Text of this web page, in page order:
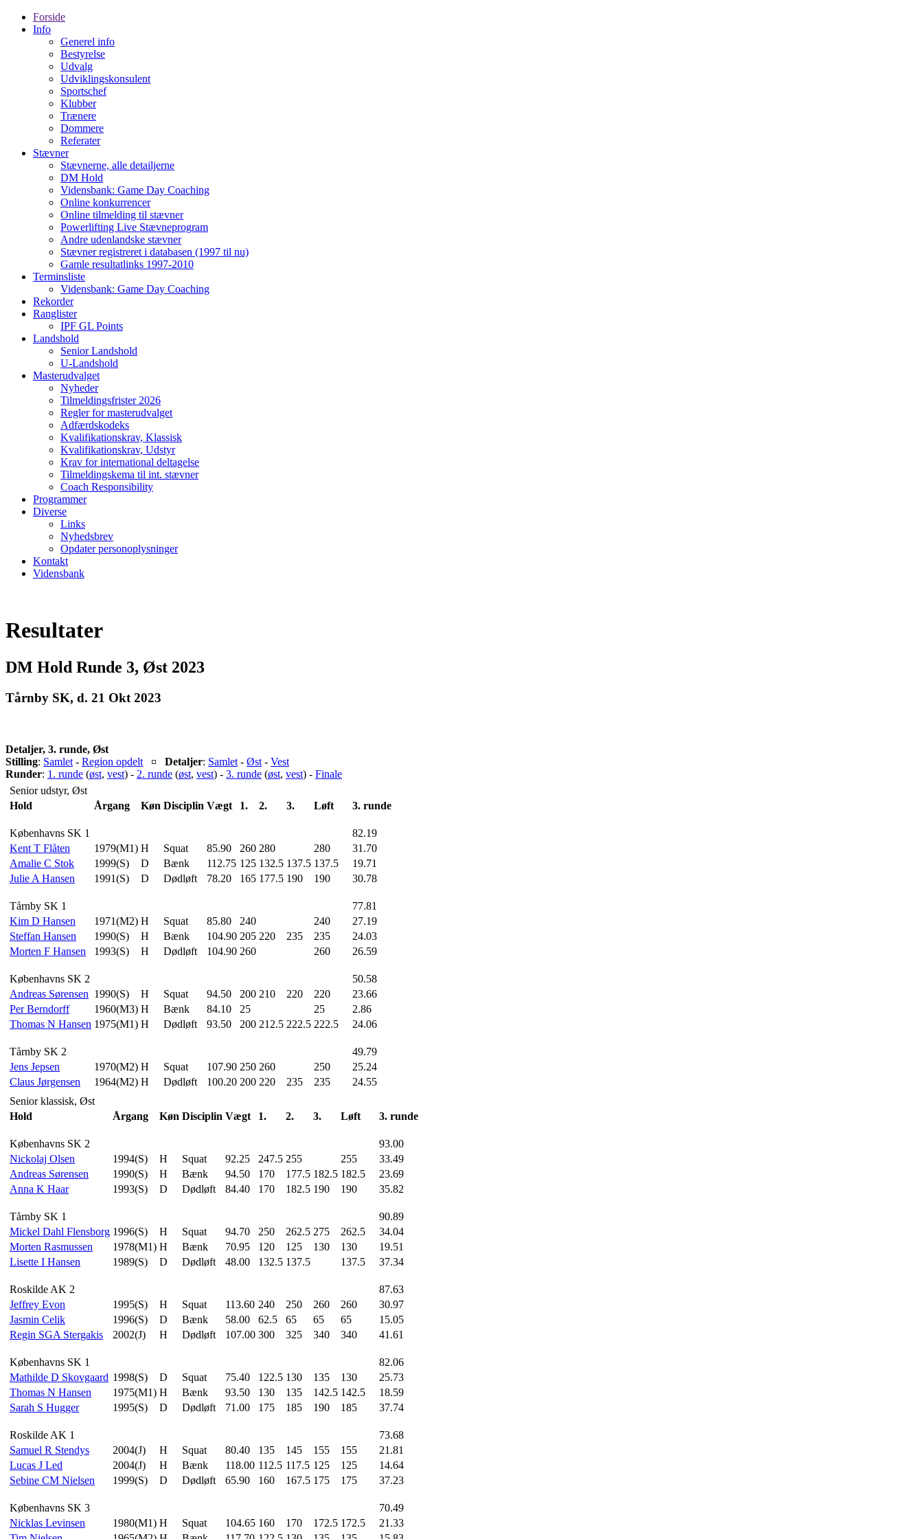
Forside
Info
Generel info
Bestyrelse
Udvalg
Udviklingskonsulent
Sportschef
Klubber
Trænere
Dommere
Referater
Stævner
Stævnerne, alle detailjerne
DM Hold
Vidensbank: Game Day Coaching
Online konkurrencer
Online tilmelding til stævner
Powerlifting Live Stævneprogram
Andre udenlandske stævner
Stævner registreret i databasen (1997 til nu)
Gamle resultatlinks 1997-2010
Terminsliste
Vidensbank: Game Day Coaching
Rekorder
Ranglister
IPF GL Points
Landshold
Senior Landshold
U-Landshold
Masterudvalget
Nyheder
Tilmeldingsfrister 2026
Regler for masterudvalget
Adfærdskodeks
Kvalifikationskrav, Klassisk
Kvalifikationskrav, Udstyr
Krav for international deltagelse
Tilmeldingskema til int. stævner
Coach Responsibility
Programmer
Diverse
Links
Nyhedsbrev
Opdater personoplysninger
Kontakt
Vidensbank
Resultater
DM Hold Runde 3, Øst 2023
Tårnby SK, d. 21 Okt 2023
Detaljer, 3. runde, Øst
Stilling: Samlet - Region opdelt ¤ Detaljer: Samlet - Øst - Vest
Runder: 1. runde (øst, vest) - 2. runde (øst, vest) - 3. runde (øst, vest) - Finale
Senior udstyr, Øst
Hold
Årgang Køn Disciplin Vægt 1. 2. 3. Løft 3. runde
Københavns SK 1
82.19
Kent T Flåten
1979(M1) H Squat 85.90 260 280 280
31.70
Amalie C Stok
1999(S) D Bænk 112.75 125 132.5 137.5 137.5
19.71
Julie A Hansen
1991(S) D Dødløft 78.20 165 177.5 190 190 30.78
Tårnby SK 1
77.81
Kim D Hansen
1971(M2) H Squat 85.80 240 240
27.19
Steffan Hansen
1990(S) H Bænk 104.90 205 220 235 235
24.03
Morten F Hansen
1993(S) H Dødløft 104.90 260 260 26.59
Københavns SK 2
50.58
Andreas Sørensen 1990(S) H Squat 94.50 200 210 220 220
23.66
Per Berndorff
1960(M3) H Bænk 84.10 25 25
2.86
Thomas N Hansen 1975(M1) H Dødløft 93.50 200 212.5 222.5 222.5 24.06
Tårnby SK 2
49.79
Jens Jepsen
1970(M2) H Squat 107.90 250 260 250
25.24
Claus Jørgensen
1964(M2) H Dødløft 100.20 200 220 235 235
24.55
Senior klassisk, Øst
Hold
Årgang Køn Disciplin Vægt 1. 2. 3. Løft 3. runde
Københavns SK 2
93.00
Nickolaj Olsen
1994(S) H Squat 92.25 247.5 255 255
33.49
Andreas Sørensen
1990(S) H Bænk 94.50 170 177.5 182.5 182.5
23.69
Anna K Haar
1993(S) D Dødløft 84.40 170 182.5 190 190 35.82
Tårnby SK 1
90.89
Mickel Dahl Flensborg 1996(S) H Squat 94.70 250 262.5 275 262.5
34.04
Morten Rasmussen
1978(M1) H Bænk 70.95 120 125 130 130
19.51
Lisette I Hansen
1989(S) D Dødløft 48.00 132.5 137.5 137.5 37.34
Roskilde AK 2
87.63
Jeffrey Evon
1995(S) H Squat 113.60 240 250 260 260
30.97
Jasmin Celik
1996(S) D Bænk 58.00 62.5 65 65 65
15.05
Regin SGA Stergakis
2002(J) H Dødløft 107.00 300 325 340 340 41.61
Københavns SK 1
82.06
Mathilde D Skovgaard 1998(S) D Squat 75.40 122.5 130 135 130
25.73
Thomas N Hansen
1975(M1) H Bænk 93.50 130 135 142.5 142.5
18.59
Sarah S Hugger
1995(S) D Dødløft 71.00 175 185 190 185 37.74
Roskilde AK 1
73.68
Samuel R Stendys
2004(J) H Squat 80.40 135 145 155 155
21.81
Lucas J Led
2004(J) H Bænk 118.00 112.5 117.5 125 125
14.64
Sebine CM Nielsen
1999(S) D Dødløft 65.90 160 167.5 175 175 37.23
Københavns SK 3
70.49
Nicklas Levinsen
1980(M1) H Squat 104.65 160 170 172.5 172.5
21.33